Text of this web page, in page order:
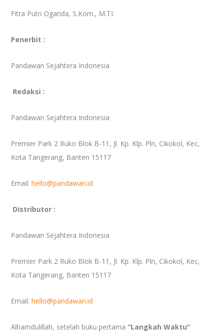
Fitra Putri Oganda, S.Kom., M.TI.
Penerbit :
Pandawan Sejahtera Indonesia
Redaksi :
Pandawan Sejahtera Indonesia
Premier Park 2 Ruko Blok B-11, Jl. Kp. Klp. Pln, Cikokol, Kec,
Kota Tangerang, Banten 15117
Email:hello@pandawan.id
Distributor :
Pandawan Sejahtera Indonesia
Premier Park 2 Ruko Blok B-11, Jl. Kp. Klp. Pln, Cikokol, Kec,
Kota Tangerang, Banten 15117
Email:hello@pandawan.id
Alhamdulillah, setelah buku pertama“Langkah Waktu”